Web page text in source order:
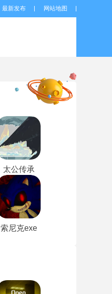
最新发布 网站地图
太公传承
索尼克exe